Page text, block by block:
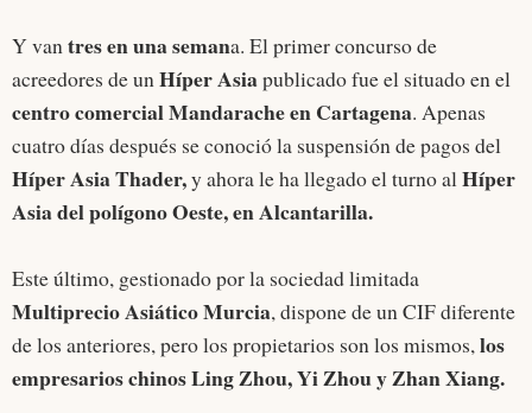
Y vantres en una semana. El primer concurso de
acreedores de unHíper Asiapublicado fue el situado en el
centro comercial Mandarache en Cartagena. Apenas
cuatro días después se conoció la suspensión de pagos del
Híper Asia Thader,y ahora le ha llegado el turno alHíper
Asia del polígono Oeste, en Alcantarilla.
Este último, gestionado por la sociedad limitada
Multiprecio Asiático Murcia, dispone de un CIF diferente
de los anteriores, pero los propietarios son los mismos,los
empresarios chinos Ling Zhou, Yi Zhou y Zhan Xiang.